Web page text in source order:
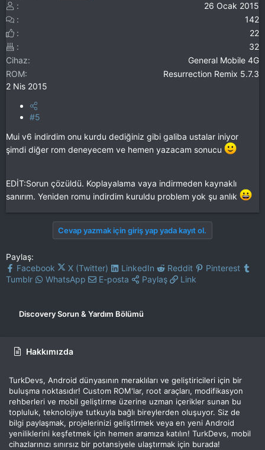
26 Ocak 2015
142
22
32
Cihaz
General Mobile 4G
ROM
Resurrection Remix 5.7.3
2 Nis 2015
#5
Mui v6 indirdim onu kurdu dediğiniz gibi galiba ustalar iniyor
şimdi diğer rom deneyecem ve hemen yazacam sonucu
EDİT:Sorun çözüldü. Koplayalama vaya indirmeden kaynaklı
sanırım. Yeniden romu indirdim kuruldu problem yok şu anlık
Cevap yazmak için giriş yap yada kayıt ol.
Paylaş:
Facebook
X (Twitter) LinkedIn Reddit
Pinterest
Tumblr
WhatsApp E-posta Paylaş Link
Discovery Sorun & Yardım Bölümü
Hakkımızda
TurkDevs, Android dünyasının meraklıları ve geliştiricileri için bir
buluşma noktasıdır! Custom ROM'lar, root araçları, modifikasyon
rehberleri ve mobil geliştirme üzerine uzman içerikler sunan bu
topluluk, teknolojiye tutkuyla bağlı bireylerden oluşuyor. Siz de
bilgi paylaşmak, projelerinizi geliştirmek veya en yeni Android
yeniliklerini keşfetmek için hemen aramıza katılın! TurkDevs, mobil
cihazlarınızı sınırsız bir potansiyele ulaştırmak için burada!